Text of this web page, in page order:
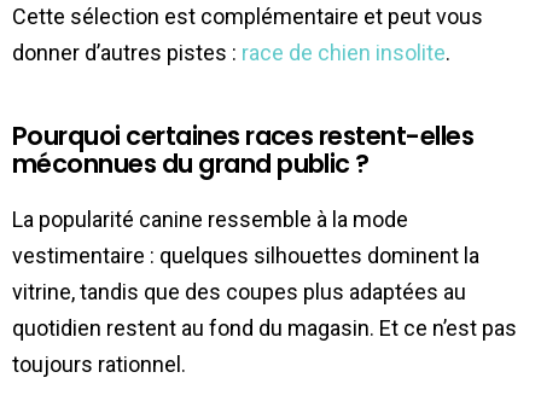
Cette sélection est complémentaire et peut vous
donner d’autres pistes : race de chien insolite.
Pourquoi certaines races restent-elles
méconnues du grand public ?
La popularité canine ressemble à la mode
vestimentaire : quelques silhouettes dominent la
vitrine, tandis que des coupes plus adaptées au
quotidien restent au fond du magasin. Et ce n’est pas
toujours rationnel.